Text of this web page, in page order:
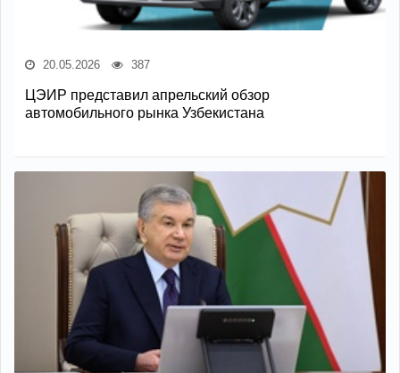
20.05.2026 387
ЦЭИР представил апрельский обзор
автомобильного рынка Узбекистана